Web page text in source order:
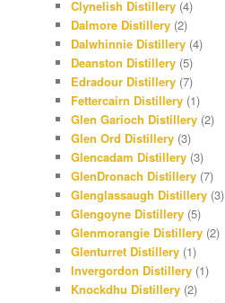
Clynelish Distillery (4)
Dalmore Distillery (2)
Dalwhinnie Distillery (4)
Deanston Distillery (5)
Edradour Distillery (7)
Fettercairn Distillery (1)
Glen Garioch Distillery (2)
Glen Ord Distillery (3)
Glencadam Distillery (3)
GlenDronach Distillery (7)
Glenglassaugh Distillery (3)
Glengoyne Distillery (5)
Glenmorangie Distillery (2)
Glenturret Distillery (1)
Invergordon Distillery (1)
Knockdhu Distillery (2)